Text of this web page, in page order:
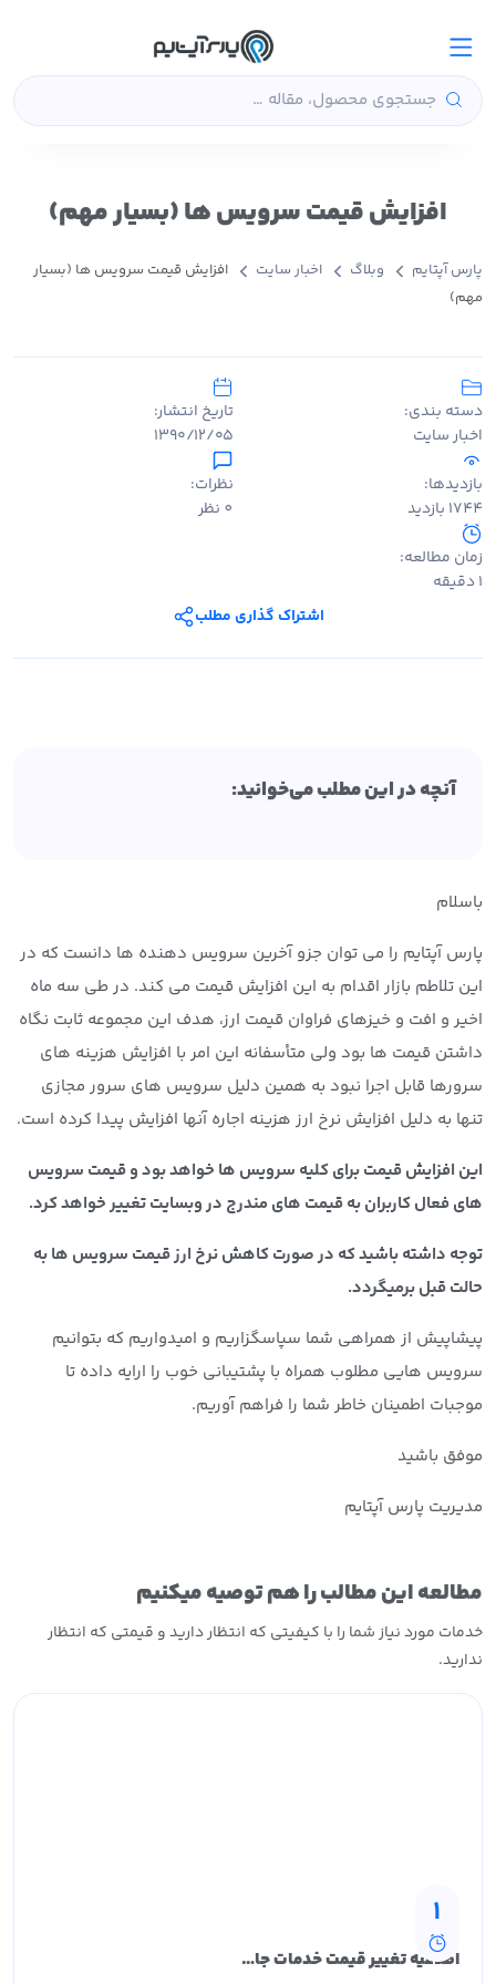
افزایش قیمت سرویس ها (بسیار مهم)
پارس آپتایم وبلاگ اخبار سایت
افزایش قیمت سرویس ها (بسیار
مهم)
دسته بندی:
اخبار سایت
تاریخ انتشار:
۱۳۹۰/۱۲/۰۵
بازدیدها:
1744 بازدید
نظرات:
0 نظر
زمان مطالعه:
1 دقیقه
اشتراک گذاری مطلب
آنچه در این مطلب می‌خوانید:
باسلام
پارس آپتایم را می توان جزو آخرین سرویس دهنده ها دانست که در
این تلاطم بازار اقدام به این افزایش قیمت می کند. در طی سه ماه
اخیر و افت و خیزهای فراوان قیمت ارز، هدف این مجموعه ثابت نگاه
داشتن قیمت ها بود ولی متأسفانه این امر با افزایش هزینه های
سرورها قابل اجرا نبود به همین دلیل سرویس های سرور مجازی
تنها به دلیل افزایش نرخ ارز هزینه اجاره آنها افزایش پیدا کرده است.
این افزایش قیمت برای کلیه سرویس ها خواهد بود و قیمت سرویس
های فعال کاربران به قیمت های مندرج در وبسایت تغییر خواهد کرد.
توجه داشته باشید که در صورت کاهش نرخ ارز قیمت سرویس ها به
حالت قبل برمیگردد.
پیشاپیش از همراهی شما سپاسگزاریم و امیدواریم که بتوانیم
سرویس هایی مطلوب همراه با پشتیبانی خوب را ارایه داده تا
موجبات اطمینان خاطر شما را فراهم آوریم.
موفق باشید
مدیریت پارس آپتایم
مطالعه این مطالب را هم توصیه میکنیم
خدمات مورد نیاز شما را با کیفیتی که انتظار دارید و قیمتی که انتظار
ندارید.
1
اطلاعیه تغییر قیمت خدمات جانبی سرور مجازی ایران